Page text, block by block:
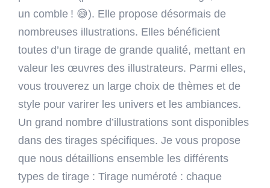
un comble ! 😅). Elle propose désormais de
nombreuses illustrations. Elles bénéficient
toutes d’un tirage de grande qualité, mettant en
valeur les œuvres des illustrateurs. Parmi elles,
vous trouverez un large choix de thèmes et de
style pour varirer les univers et les ambiances.
Un grand nombre d’illustrations sont disponibles
dans des tirages spécifiques. Je vous propose
que nous détaillions ensemble les différents
types de tirage : Tirage numéroté : chaque